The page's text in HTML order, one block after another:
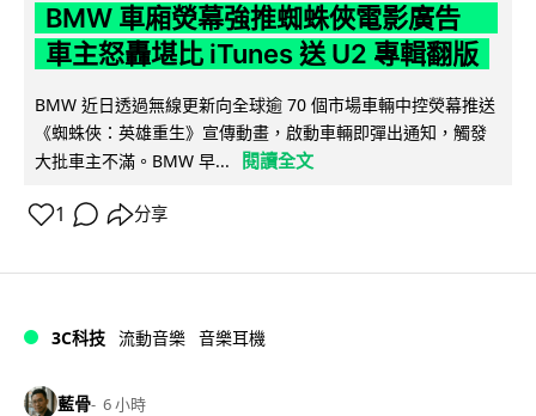
BMW 車廂熒幕強推蜘蛛俠電影廣告
車主怒轟堪比 iTunes 送 U2 專輯翻版
BMW 近日透過無線更新向全球逾 70 個市場車輛中控熒幕推送
《蜘蛛俠：英雄重生》宣傳動畫，啟動車輛即彈出通知，觸發
大批車主不滿。BMW 早...
閱讀全文
1 分享
3C科技 流動音樂 音樂耳機
藍骨 6 小時